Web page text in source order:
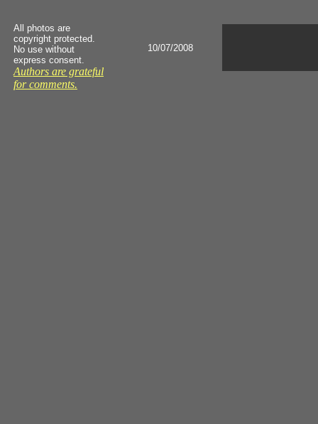
All photos are
copyright protected.
No use without
express consent.
Authors are grateful
for comments.
10/07/2008